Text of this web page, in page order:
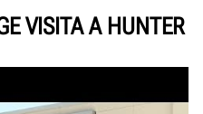
VISITA A HUNTER